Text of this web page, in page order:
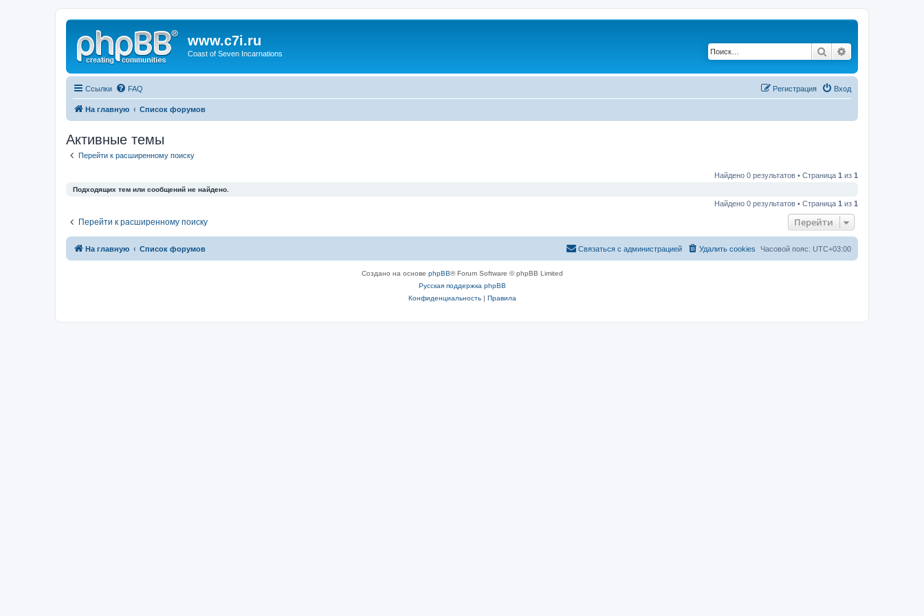
www.c7i.ru
Coast of Seven Incarnations Поиск
Ссылки FAQ Вход
Регистрация
На главную Список форумов
Активные темы
Перейти к расширенному поиску
Найдено 0 результатов • Страница 1 из 1
Подходящих тем или сообщений не найдено.
Найдено 0 результатов • Страница 1 из 1
Перейти к расширенному поиску Перейти
На главную Список форумов Часовой пояс: UTC+03:00
Удалить cookies
Связаться с администрацией
Создано на основе phpBB® Forum Software © phpBB Limited
Русская поддержка phpBB
Конфиденциальность| Правила